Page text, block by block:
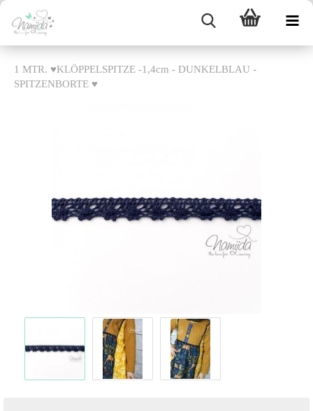
1 MTR. ♥KLÖPPELSPITZE -1,4cm - DUNKELBLAU -
SPITZENBORTE ♥